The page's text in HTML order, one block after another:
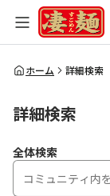
全体検索
ホーム 詳細検索
詳細検索
全体検索